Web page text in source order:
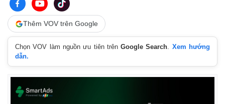
Thêm VOV trên Google
Chọn VOV làm nguồn ưu tiên trênGoogle Search. Xem hướng
dẫn.